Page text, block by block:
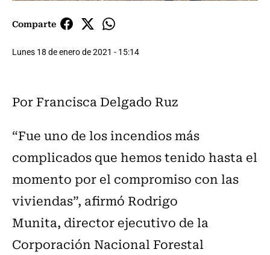
Comparte
Lunes 18 de enero de 2021 - 15:14
PorFrancisca Delgado Ruz
“Fue uno de los incendios más
complicados que hemos tenido hasta el
momento por el compromiso con las
viviendas”, afirmó Rodrigo
Munita, director ejecutivo de la
Corporación Nacional Forestal